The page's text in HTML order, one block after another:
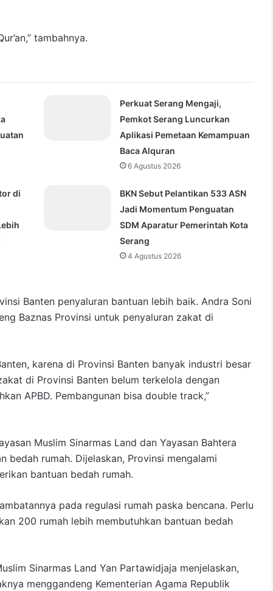
tambahnya.
Perkuat Serang Mengaji,
Pemkot Serang Luncurkan
Aplikasi Pemetaan Kemampuan
Baca Alquran
6 Agustus 2026
di
BKN Sebut Pelantikan 533 ASN
Jadi Momentum Penguatan
SDM Aparatur Pemerintah Kota
Serang
4 Agustus 2026
Banten penyaluran bantuan lebih baik. Andra Soni
Baznas Provinsi untuk penyaluran zakat di
karena di Provinsi Banten banyak industri besar
di Provinsi Banten belum terkelola dengan
APBD. Pembangunan bisa double track,”
Muslim Sinarmas Land dan Yayasan Bahtera
bedah rumah. Dijelaskan, Provinsi mengalami
bantuan bedah rumah.
pada regulasi rumah paska bencana. Perlu
200 rumah lebih membutuhkan bantuan bedah
Sinarmas Land Yan Partawidjaja menjelaskan,
menggandeng Kementerian Agama Republik